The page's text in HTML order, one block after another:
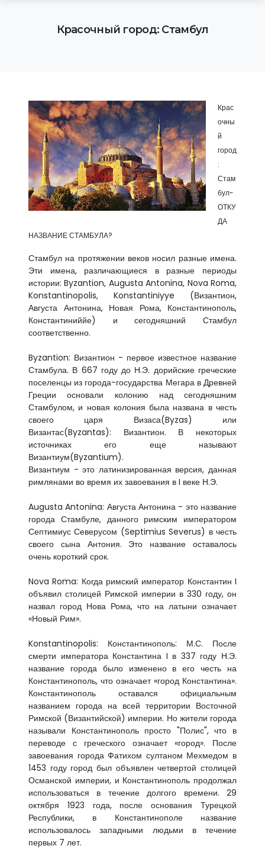
Красочный город: Стамбул
Крас
очны
й
город
:
Стам
бул-
ОТКУ
ДА
НАЗВАНИЕ СТАМБУЛА?
Стамбул на протяжении веков носил разные имена.
Эти имена, различающиеся в разные периоды
истории: Byzantion, Augusta Antonina, Nova Roma,
Konstantinopolis, Konstantiniyye (Византион,
Августа Антонина, Новая Рома, Константинополь,
Константиниййе) и сегодняшний Стамбул
соответственно.
Byzantion: Византион - первое известное название
Стамбула. В 667 году до Н.Э. дорийские греческие
поселенцы из города-государства Мегара в Древней
Греции основали колонию над сегодняшним
Стамбулом, и новая колония была названа в честь
своего царя Визаса(Byzas) или
Византас(Byzantas): Византион. В некоторых
источниках его еще называют
Византиум(Byzantium).
Византиум - это латинизированная версия, данная
римлянами во время их завоевания в I веке Н.Э.
Augusta Antonina: Августа Антонина - это название
города Стамбуле, данного римским императором
Септимиус Северусом (Septimius Severus) в честь
своего сына Антония. Это название оставалось
очень короткий срок.
Nova Roma: Когда римский император Константин I
объявил столицей Римской империи в 330 году, он
назвал город Нова Рома, что на латыни означает
«Новый Рим».
Konstantinopolis: Константинополь: М.С. После
смерти императора Константина I в 337 году Н.Э.
название города было изменено в его честь на
Константинополь, что означает «город Константина».
Константинополь оставался официальным
названием города на всей территории Восточной
Римской (Византийской) империи. Но жители города
называли Константинополь просто "Полис", что в
переводе с греческого означает «город». После
завоевания города Фатихом султаном Мехмедом в
1453 году город был объявлен четвертой столицей
Османской империи, и Константинополь продолжал
использоваться в течение долгого времени. 29
октября 1923 года, после основания Турецкой
Республики, в Константинополе название
использовалось западными людьми в течение
первых 7 лет.